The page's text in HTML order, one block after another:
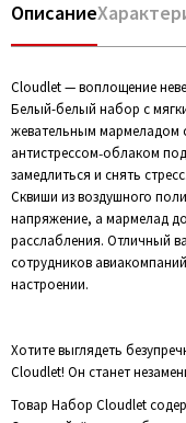
Описание
Cloudlet — воплощение
Белый-белый набор с
жевательным мармеладом
антистрессом‑облаком
замедлиться и снять стресс.
Сквиши из воздушного
напряжение, а мармелад
расслабления. Отличный
сотрудников
настроении.
Хотите выглядеть
Cloudlet! Он станет
Товар Набор Cloudlet